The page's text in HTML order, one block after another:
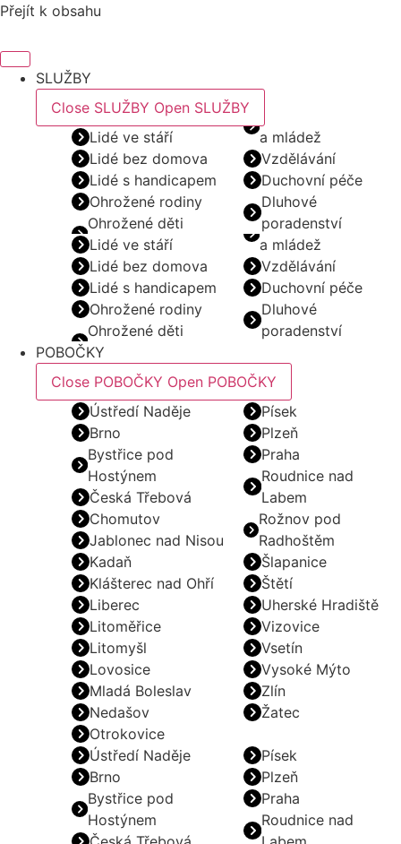
Přejít k obsahu
SLUŽBY
Close SLUŽBY Open SLUŽBY
Lidé ve stáří
Lidé bez domova
Lidé s handicapem
Ohrožené rodiny
Ohrožené děti
a mládež
Vzdělávání
Duchovní péče
Dluhové
poradenství
Lidé ve stáří
Lidé bez domova
Lidé s handicapem
Ohrožené rodiny
Ohrožené děti
a mládež
Vzdělávání
Duchovní péče
Dluhové
poradenství
POBOČKY
Close POBOČKY Open POBOČKY
Ústředí Naděje
Brno
Bystřice pod
Hostýnem
Česká Třebová
Chomutov
Jablonec nad Nisou
Kadaň
Klášterec nad Ohří
Liberec
Litoměřice
Litomyšl
Lovosice
Mladá Boleslav
Nedašov
Otrokovice
Písek
Plzeň
Praha
Roudnice nad
Labem
Rožnov pod
Radhoštěm
Šlapanice
Štětí
Uherské Hradiště
Vizovice
Vsetín
Vysoké Mýto
Zlín
Žatec
Ústředí Naděje
Brno
Bystřice pod
Hostýnem
Písek
Plzeň
Praha
Roudnice nad